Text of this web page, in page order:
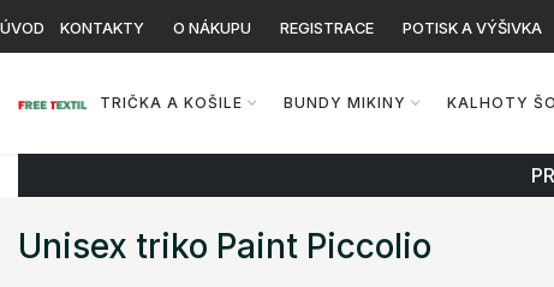
ÚVOD KONTAKTY O NÁKUPU REGISTRACE POTISK A VÝŠIVKA
TRIČKA A KOŠILE BUNDY MIKINY KALHOTY
Unisex triko Paint Piccolio